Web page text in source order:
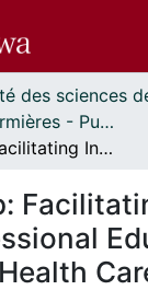
Sciences infirmières - Publications // Nursing - Publications
Workshop: Facilitating Interprofessional Education in the Rural Health Care Setting